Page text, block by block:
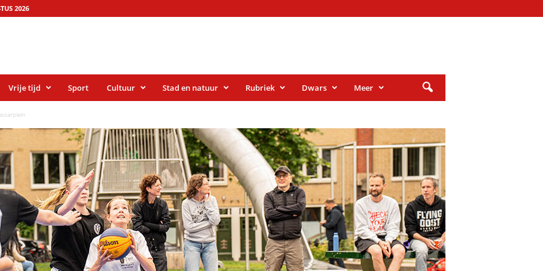
2026
Vrije tijd Sport Cultuur Stad en natuur Rubriek Dwars Meer